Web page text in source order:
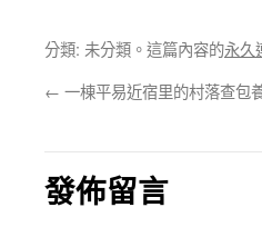
分類: 未分類。這篇內容的永久
← 一棟平易近宿里的村落查包
發佈留言